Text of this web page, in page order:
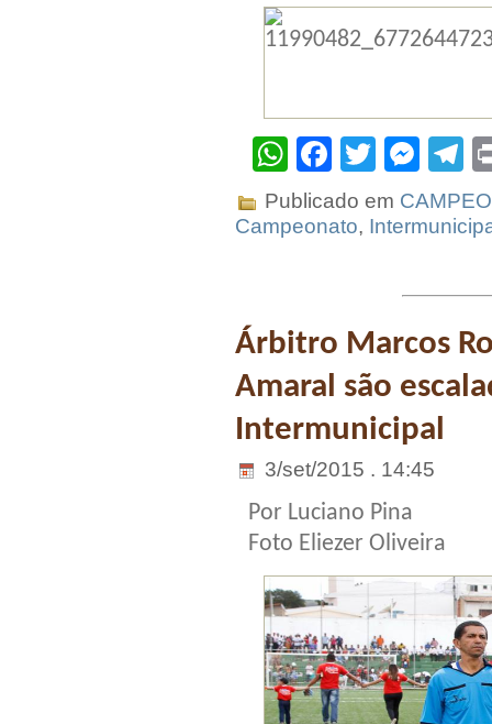
WhatsApp
Facebook
Twitter
Publicado em
Campeonato,
Árbitro Marcos
Amaral são
Intermunicipal
3/set/2015 . 14:45
Por Luciano Pina
Foto Eliezer Oliveira